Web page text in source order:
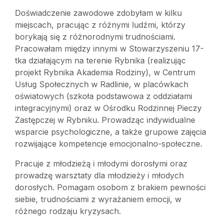
Doświadczenie zawodowe zdobyłam w kilku
miejscach, pracując z różnymi ludźmi, którzy
borykają się z różnorodnymi trudnościami.
Pracowałam między innymi w Stowarzyszeniu 17-
tka działającym na terenie Rybnika (realizując
projekt Rybnika Akademia Rodziny), w Centrum
Usług Społecznych w Radlinie, w placówkach
oświatowych (szkoła podstawowa z oddziałami
integracyjnymi) oraz w Ośrodku Rodzinnej Pieczy
Zastępczej w Rybniku. Prowadząc indywidualne
wsparcie psychologiczne, a także grupowe zajęcia
rozwijające kompetencje emocjonalno-społeczne.
Pracuje z młodzieżą i młodymi dorosłymi oraz
prowadzę warsztaty dla młodzieży i młodych
dorosłych. Pomagam osobom z brakiem pewności
siebie, trudnościami z wyrażaniem emocji, w
różnego rodzaju kryzysach.